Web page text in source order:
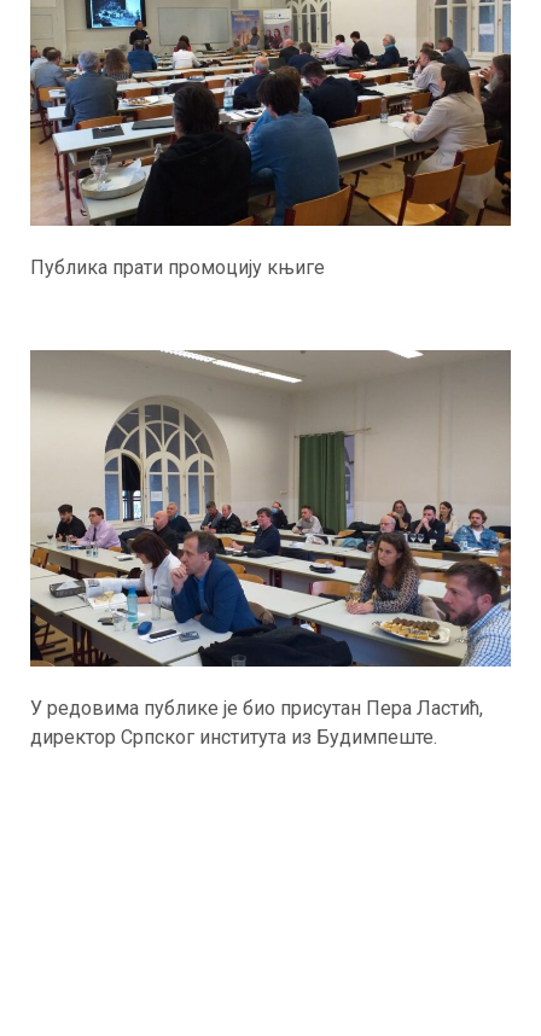
Публика прати промоцију књиге
У редовима публике је био присутан Пера Ластић,
директор Српског института из Будимпеште.